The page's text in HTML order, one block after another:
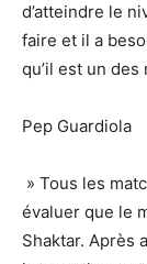
d’atteindre le
faire et il a
qu’il est un
Pep Guardiola
» Tous les
évaluer que le
Shaktar. Après